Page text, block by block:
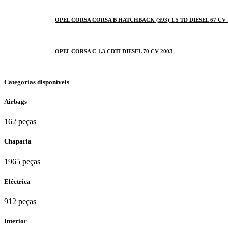
OPEL CORSA CORSA B HATCHBACK (S93) 1.5 TD DIESEL 67 CV
OPEL CORSA C 1.3 CDTI DIESEL 70 CV 2003
Categorias disponíveis
Airbags
162 peças
Chaparia
1965 peças
Eléctrica
912 peças
Interior